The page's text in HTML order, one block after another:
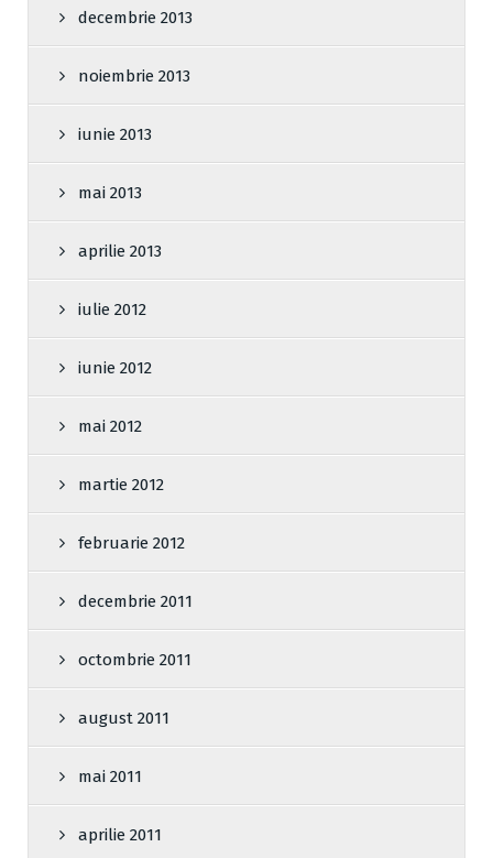
decembrie 2013
noiembrie 2013
iunie 2013
mai 2013
aprilie 2013
iulie 2012
iunie 2012
mai 2012
martie 2012
februarie 2012
decembrie 2011
octombrie 2011
august 2011
mai 2011
aprilie 2011